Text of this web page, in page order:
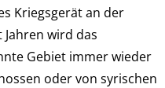
Kriegsgerät an der
wird das
Gebiet immer wieder
oder von syrischen